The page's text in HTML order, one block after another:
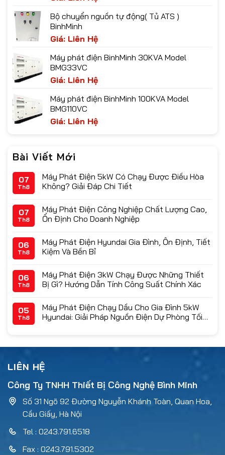
Bộ chuyển nguồn tự động( Tủ ATS )
BinhMinh
Giá: Liên Hệ
Máy phát điện BinhMinh 30KVA Model
BMG33VC
Giá: Liên Hệ
Máy phát điện BinhMinh 100KVA Model
BMG110VC
Giá: Liên Hệ
Bài Viết Mới
07
Th8
Máy Phát Điện 5kW Có Chạy Được Điều Hòa
Không? Giải Đáp Chi Tiết
07
Th8
Máy Phát Điện Công Nghiệp Chất Lượng Cao,
Ổn Định Cho Doanh Nghiệp
06
Th8
Máy Phát Điện Hyundai Gia Đình, Ổn Định, Tiết
Kiệm Và Bền Bỉ
06
Th8
Máy Phát Điện 3kW Chạy Được Những Thiết
Bị Gì? Hướng Dẫn Tính Công Suất Chính Xác
05
Th8
Máy Phát Điện Chạy Dầu Cho Gia Đình 5kW
Hyundai: Giải Pháp Nguồn Điện Dự Phòng Tối
LIÊN HỆ
Công Ty TNHH Thiết Bị Công Nghệ Bình Minh
Số 31 Ngõ 92 Đường Nguyễn Khánh Toàn, Quan Hoa,
Cầu Giấy, Hà Nội
Tel : 0243.791.6518
Fax : 0243.791.5302